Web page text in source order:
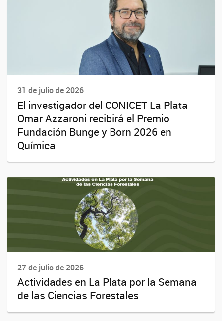
31 de julio de 2026
El investigador del CONICET La Plata
Omar Azzaroni recibirá el Premio
Fundación Bunge y Born 2026 en
Química
27 de julio de 2026
Actividades en La Plata por la Semana
de las Ciencias Forestales